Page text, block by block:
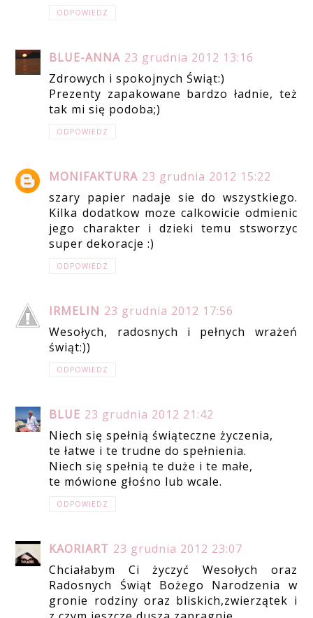
ODPOWIEDZ
BLUE-ANNA 23 grudnia 2012 13:16
Zdrowych i spokojnych Świąt:)
Prezenty zapakowane bardzo ładnie, też
tak mi się podoba;)
ODPOWIEDZ
MONIFAKTURA 23 grudnia 2012 15:22
szary papier nadaje sie do wszystkiego.
Kilka dodatkow moze calkowicie odmienic
jego charakter i dzieki temu stsworzyc
super dekoracje :)
ODPOWIEDZ
IRMELIN 23 grudnia 2012 17:56
Wesołych, radosnych i pełnych wrażeń
świąt:))
ODPOWIEDZ
BLUE 23 grudnia 2012 21:42
Niech się spełnią świąteczne życzenia,
te łatwe i te trudne do spełnienia.
Niech się spełnią te duże i te małe,
te mówione głośno lub wcale.
ODPOWIEDZ
KAORIART 23 grudnia 2012 23:07
Chciałabym Ci życzyć Wesołych oraz
Radosnych Świąt Bożego Narodzenia w
gronie rodziny oraz bliskich,zwierzątek i